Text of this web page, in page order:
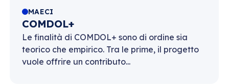
MAECI
COMDOL+
Le finalità di COMDOL+ sono di ordine sia
teorico che empirico. Tra le prime, il progetto
vuole offrire un contributo...